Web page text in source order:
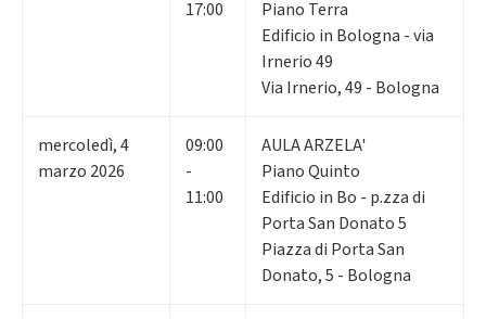
17:00
Piano Terra
Edificio in Bologna - via
Irnerio 49
Via Irnerio, 49 - Bologna
mercoledì,4
marzo 2026
09:00
-
11:00
AULA ARZELA'
Piano Quinto
Edificio in Bo - p.zza di
Porta San Donato 5
Piazza di Porta San
Donato, 5 - Bologna